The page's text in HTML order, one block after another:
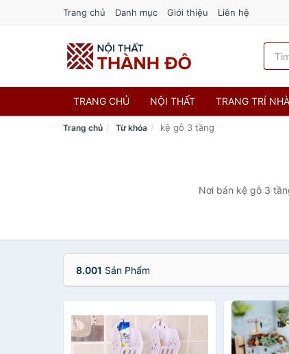
Trang chủ Danh mục Giới thiệu Liên hệ
TRANG CHỦ NỘI THẤT TRANG TRÍ
Trang chủ Từ khóa kệ gỗ 3 tầng
Nơi bán kệ gỗ 3
8.001 Sản Phẩm